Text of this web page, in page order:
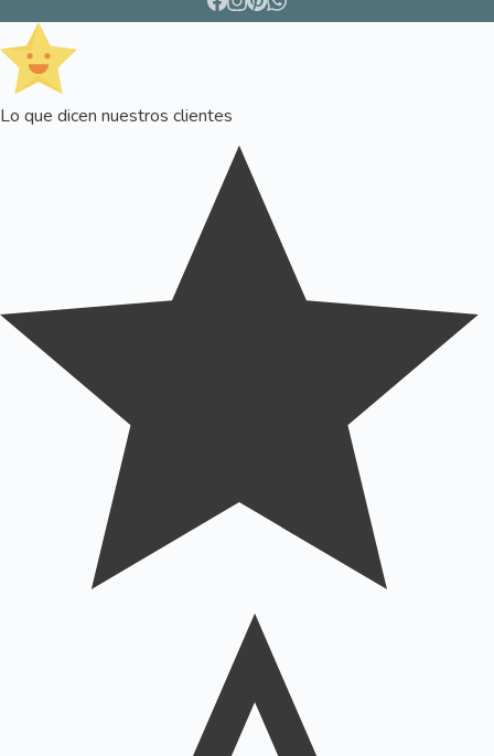
Lo que dicen nuestros clientes